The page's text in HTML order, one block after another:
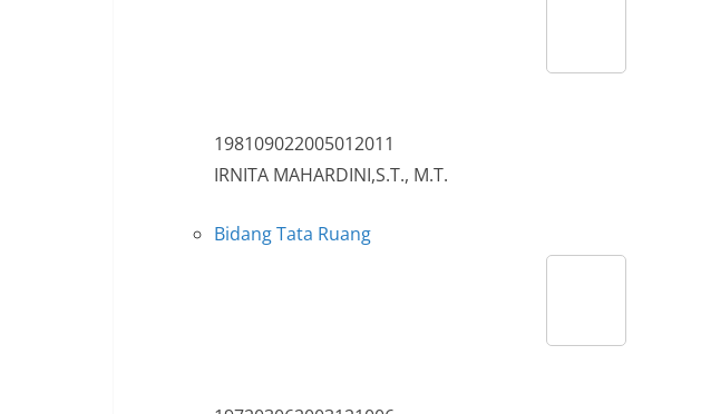
198109022005012011
IRNITA MAHARDINI,S.T., M.T.
Bidang Tata Ruang